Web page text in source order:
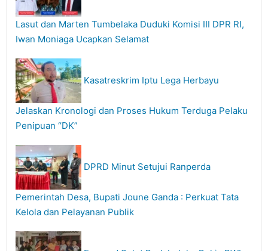
Lasut dan Marten Tumbelaka Duduki Komisi III DPR RI,
Iwan Moniaga Ucapkan Selamat
Kasatreskrim Iptu Lega Herbayu
Jelaskan Kronologi dan Proses Hukum Terduga Pelaku
Penipuan “DK”
DPRD Minut Setujui Ranperda
Pemerintah Desa, Bupati Joune Ganda : Perkuat Tata
Kelola dan Pelayanan Publik